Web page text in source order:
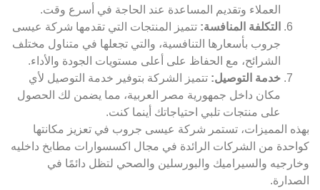
العملاء وتقديم المساعدة عند الحاجة في أسرع وقت.
التكلفة المنافسة: تتميز المنتجات التي تقدمها شركة عيسى
جروب بأسعارها التنافسية، والتي تجعلها في متناول مختلف
الشرائح، مع الحفاظ على أعلى مستويات الجودة والأداء.
خدمة التوصيل: تتميز الشركة بتوفير خدمة التوصيل لأي
مكان داخل جمهورية مصر العربية، مما يضمن لك الحصول
على منتجات تلبي احتياجاتك أينما كنت.
بهذه المميزات، تستمر شركة عيسى جروب في تعزيز مكانتها
كواحدة من الشركات الرائدة في مجال اكسسوارات مطابخ داخليه
وخارجيه والسيراميك والبورسلين والصحي لتظل دائمًا في
الصدارة.